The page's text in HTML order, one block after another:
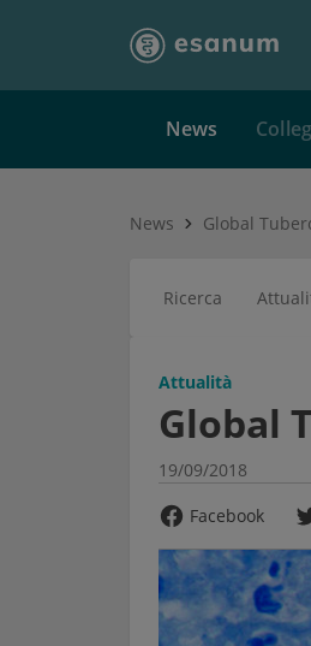
News
News Global
Ricerca
Attualità
Global
19/09/2018
Facebook